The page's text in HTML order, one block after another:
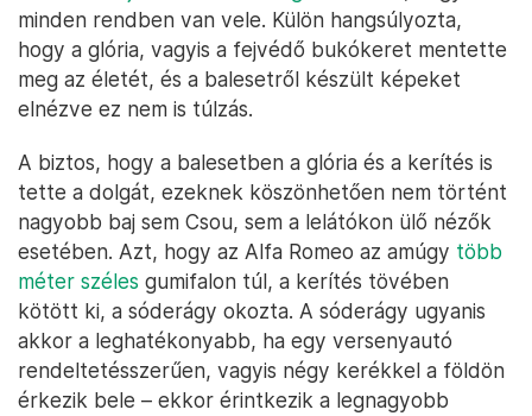
minden rendben van vele. Külön hangsúlyozta,
hogy a glória, vagyis a fejvédő bukókeret mentette
meg az életét, és a balesetről készült képeket
elnézve ez nem is túlzás.
A biztos, hogy a balesetben a glória és a kerítés is
tette a dolgát, ezeknek köszönhetően nem történt
nagyobb baj sem Csou, sem a lelátókon ülő nézők
esetében. Azt, hogy az Alfa Romeo az amúgy több
méter széles gumifalon túl, a kerítés tövében
kötött ki, a sóderágy okozta. A sóderágy ugyanis
akkor a leghatékonyabb, ha egy versenyautó
rendeltetésszerűen, vagyis négy kerékkel a földön
érkezik bele – ekkor érintkezik a legnagyobb